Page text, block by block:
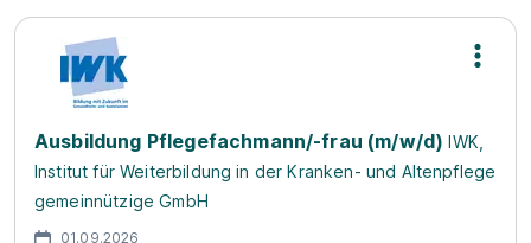
Ausbildung Pflegefachmann/-frau (m/w/d) IWK,
Institut für Weiterbildung in der Kranken- und Altenpflege
gemeinnützige GmbH
01.09.2026